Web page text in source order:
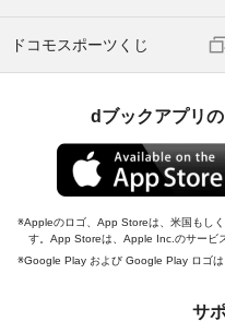
ドコモスポーツくじ
dブックアプリ
Appleのロゴ、App Storeは、米国もし
す。App Storeは、Apple Inc.のサービ
Google Play および Google Play ロゴは
サ